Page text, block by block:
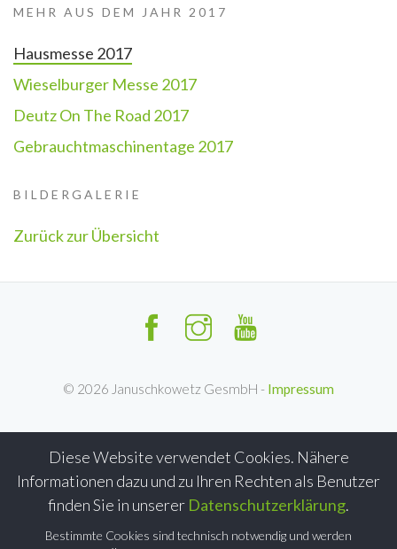
Diese Website verwendet Cookies. Nähere
Informationen dazu und zu Ihren Rechten als Benutzer
finden Sie in unserer Datenschutzerklärung.
Bestimmte Cookies sind technisch notwendig und werden
MEHR AUS DEM JAHR 2017
Hausmesse 2017
Wieselburger Messe 2017
Deutz On The Road 2017
Gebrauchtmaschinentage 2017
BILDERGALERIE
Zurück zur Übersicht
© 2026 Januschkowetz GesmbH - Impressum